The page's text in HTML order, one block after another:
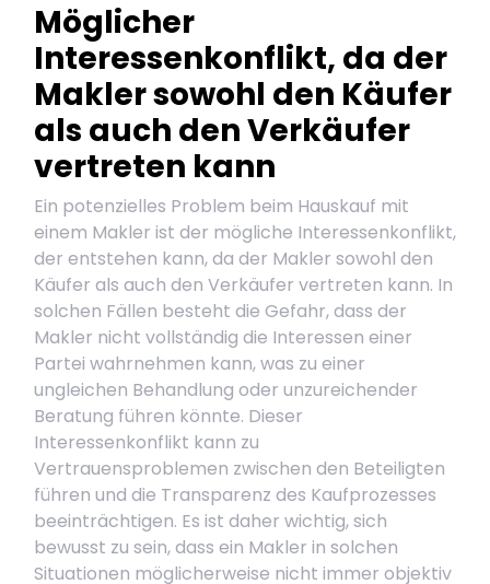
Möglicher
Interessenkonflikt, da der
Makler sowohl den Käufer
als auch den Verkäufer
vertreten kann
Ein potenzielles Problem beim Hauskauf mit
einem Makler ist der mögliche Interessenkonflikt,
der entstehen kann, da der Makler sowohl den
Käufer als auch den Verkäufer vertreten kann. In
solchen Fällen besteht die Gefahr, dass der
Makler nicht vollständig die Interessen einer
Partei wahrnehmen kann, was zu einer
ungleichen Behandlung oder unzureichender
Beratung führen könnte. Dieser
Interessenkonflikt kann zu
Vertrauensproblemen zwischen den Beteiligten
führen und die Transparenz des Kaufprozesses
beeinträchtigen. Es ist daher wichtig, sich
bewusst zu sein, dass ein Makler in solchen
Situationen möglicherweise nicht immer objektiv